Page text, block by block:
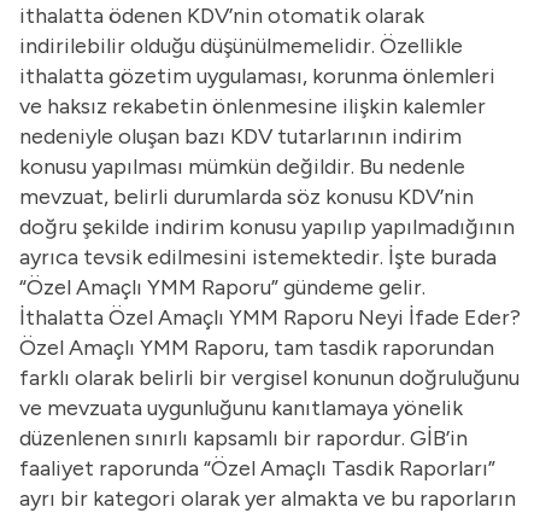
ithalatta ödenen KDV’nin otomatik olarak
indirilebilir olduğu düşünülmemelidir. Özellikle
ithalatta gözetim uygulaması, korunma önlemleri
ve haksız rekabetin önlenmesine ilişkin kalemler
nedeniyle oluşan bazı KDV tutarlarının indirim
konusu yapılması mümkün değildir. Bu nedenle
mevzuat, belirli durumlarda söz konusu KDV’nin
doğru şekilde indirim konusu yapılıp yapılmadığının
ayrıca tevsik edilmesini istemektedir. İşte burada
“Özel Amaçlı YMM Raporu” gündeme gelir.
İthalatta Özel Amaçlı YMM Raporu Neyi İfade Eder?
Özel Amaçlı YMM Raporu, tam tasdik raporundan
farklı olarak belirli bir vergisel konunun doğruluğunu
ve mevzuata uygunluğunu kanıtlamaya yönelik
düzenlenen sınırlı kapsamlı bir rapordur. GİB’in
faaliyet raporunda “Özel Amaçlı Tasdik Raporları”
ayrı bir kategori olarak yer almakta ve bu raporların